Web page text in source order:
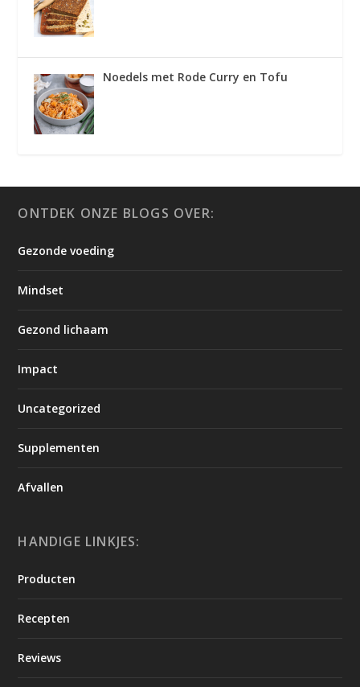
Noedels met Rode Curry en Tofu
ONTDEK ONZE BLOGS OVER:
Gezonde voeding
Mindset
Gezond lichaam
Impact
Uncategorized
Supplementen
Afvallen
HANDIGE LINKJES:
Producten
Recepten
Reviews